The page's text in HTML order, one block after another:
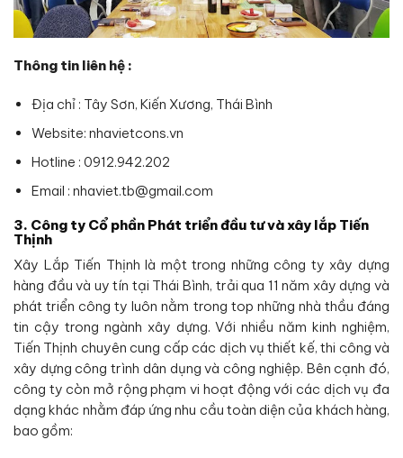
Thông tin liên hệ :
Địa chỉ : Tây Sơn, Kiến Xương, Thái Bình
Website: nhavietcons.vn
Hotline : 0912.942.202
Email : nhaviet.tb@gmail.com
3. Công ty Cổ phần Phát triển đầu tư và xây lắp Tiến
Thịnh
Xây Lắp Tiến Thịnh là một trong những công ty xây dựng
hàng đầu và uy tín tại Thái Bình, trải qua 11 năm xây dựng và
phát triển công ty luôn nằm trong top những nhà thầu đáng
tin cậy trong ngành xây dựng. Với nhiều năm kinh nghiệm,
Tiến Thịnh chuyên cung cấp các dịch vụ thiết kế, thi công và
xây dựng công trình dân dụng và công nghiệp. Bên cạnh đó,
công ty còn mở rộng phạm vi hoạt động với các dịch vụ đa
dạng khác nhằm đáp ứng nhu cầu toàn diện của khách hàng,
bao gồm: